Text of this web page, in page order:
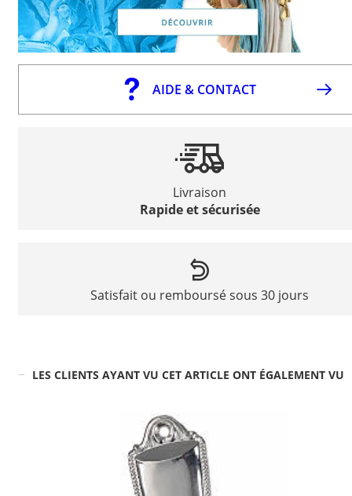
AIDE & CONTACT
Livraison
Rapide et sécurisée
Satisfait ou remboursé sous 30 jours
LES CLIENTS AYANT VU CET ARTICLE ONT ÉGALEMENT VU